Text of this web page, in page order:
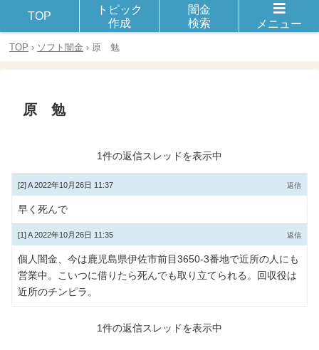
闇金や違法金融とのトラブルや被害に遭った体験談を話し合おう！
TOP › ソフト闇金 › 原 勉
原 勉
1件の返信スレッドを表示中
[2]A 2022年10月26日 11:37 返信
早く死んで
[1]A 2022年10月26日 11:35 返信
個人闇金、今は鹿児島県伊佐市前目3650-3番地で近所の人にも
営業中。こいつに借りたら死んでも取り立てられる。回収役は
近所のチンピラ。
1件の返信スレッドを表示中
TOP
トピック
作成
闇金
検索
メニュー